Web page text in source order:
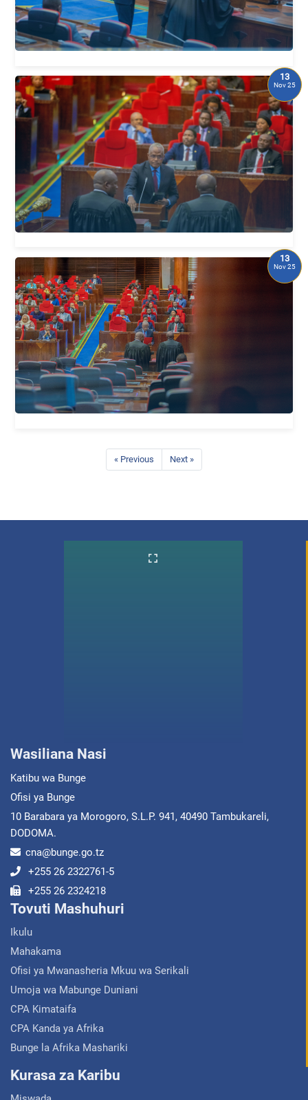
13
Nov 25
13
Nov 25
« Previous Next »
Wasiliana Nasi
Katibu wa Bunge
Ofisi ya Bunge
10 Barabara ya Morogoro, S.L.P. 941, 40490 Tambukareli,
DODOMA.
cna@bunge.go.tz
+255 26 2322761-5
+255 26 2324218
Tovuti Mashuhuri
Ikulu
Mahakama
Ofisi ya Mwanasheria Mkuu wa Serikali
Umoja wa Mabunge Duniani
CPA Kimataifa
CPA Kanda ya Afrika
Bunge la Afrika Mashariki
Kurasa za Karibu